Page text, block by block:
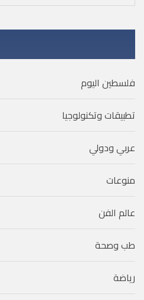
فلسطين اليوم
تطبيقات وتكنولوجيا
عربي ودولي
منوعات
عالم الفن
طب وصحة
رياضة